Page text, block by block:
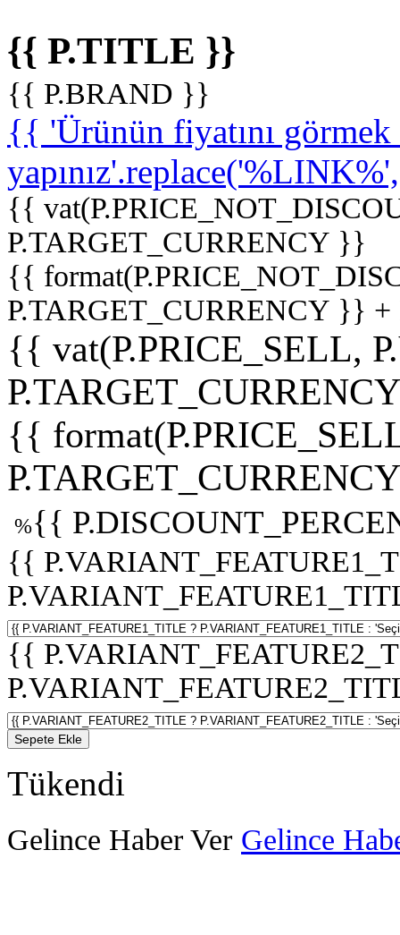
{{ P.TITLE }}
{{ P.BRAND }}
{{ 'Ürünün fiyatını
{{
P.TARGET_CURRENCY }}
{{
P.TARGET_CURRENCY }}
{{ vat(P.PRICE_SELL,
{{
%{{
{{
{{
Sepete Ekle
Tükendi
Gelince Haber Ver Gelince